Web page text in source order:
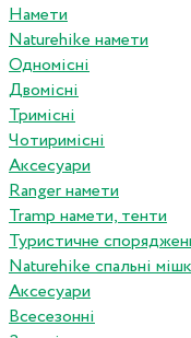
Намети
Naturehike намети
Одномісні
Двомісні
Тримісні
Чотиримісні
Аксесуари
Ranger намети
Tramp намети, тенти
Туристичне
Naturehike спальні
Аксесуари
Всесезонні